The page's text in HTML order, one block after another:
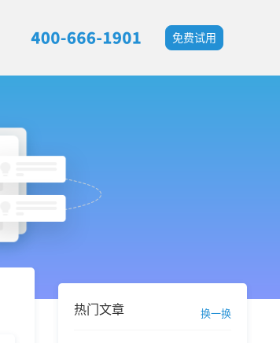
免费试用
热门文章 换一换